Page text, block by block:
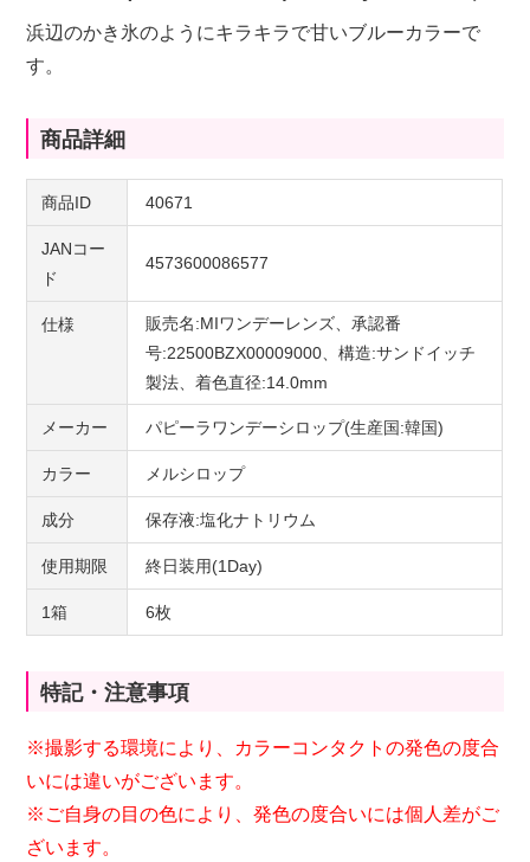
浜辺のかき氷のようにキラキラで甘いブルーカラーで
す。
商品詳細
商品ID 40671
JANコー
ド
4573600086577
仕様
販売名:MIワンデーレンズ、承認番
号:22500BZX00009000、構造:サンドイッチ
製法、着色直径:14.0mm
メーカー パピーラワンデーシロップ(生産国:韓国)
カラー メルシロップ
成分 保存液:塩化ナトリウム
使用期限 終日装用(1Day)
1箱 6枚
特記・注意事項
※撮影する環境により、カラーコンタクトの発色の度合
いには違いがございます。
※ご自身の目の色により、発色の度合いには個人差がご
ざいます。